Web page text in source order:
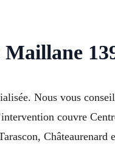
Nous vous
couvre